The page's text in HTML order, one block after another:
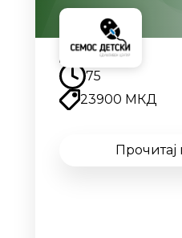
Наскоро
75
23900 МКД
Прочитај